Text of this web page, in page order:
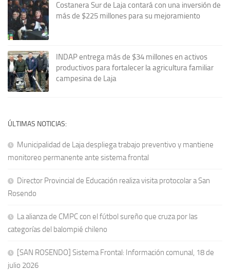
Costanera Sur de Laja contará con una inversión de
más de $225 millones para su mejoramiento
INDAP entrega más de $34 millones en activos
productivos para fortalecer la agricultura familiar
campesina de Laja
ÚLTIMAS NOTICIAS:
Municipalidad de Laja despliega trabajo preventivo y mantiene
monitoreo permanente ante sistema frontal
Director Provincial de Educación realiza visita protocolar a San
Rosendo
La alianza de CMPC con el fútbol sureño que cruza por las
categorías del balompié chileno
[SAN ROSENDO] Sistema Frontal: Información comunal, 18 de
julio 2026